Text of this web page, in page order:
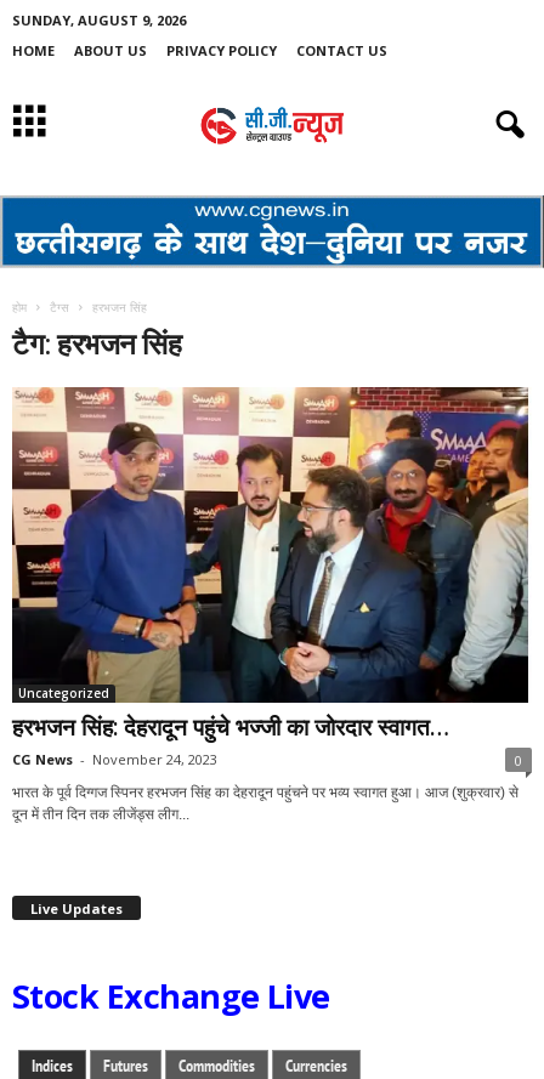
SUNDAY, AUGUST 9, 2026
HOME
ABOUT US PRIVACY POLICY CONTACT US
होम टैग्स हरभजन सिंह
टैग: हरभजन सिंह
Uncategorized
हरभजन सिंह: देहरादून पहुंचे भज्जी का जोरदार स्वागत…
CG News - November 24, 2023 0
भारत के पूर्व दिग्गज स्पिनर हरभजन सिंह का देहरादून पहुंचने पर भव्य स्वागत हुआ। आज (शुक्रवार) से
दून में तीन दिन तक लीजेंड्स लीग...
Live Updates
Stock Exchange Live